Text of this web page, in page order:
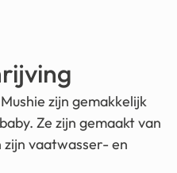
zijn gemakkelijk
Ze zijn gemaakt van
vaatwasser- en